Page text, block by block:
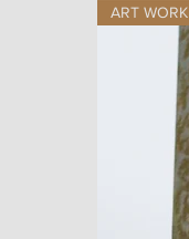
ART WORK